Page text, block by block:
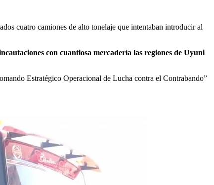
cuatro camiones de alto tonelaje que intentaban introducir al
con cuantiosa mercadería las regiones de Uyuni
Estratégico Operacional de Lucha contra el Contrabando”